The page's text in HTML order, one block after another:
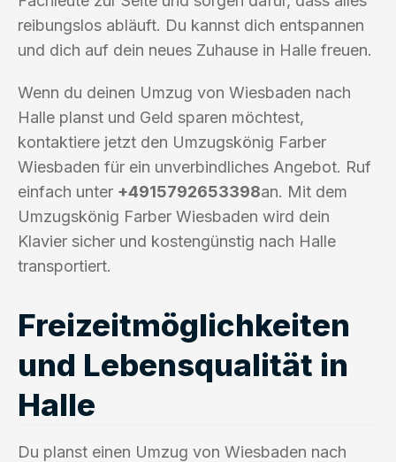
reibungslos abläuft. Du kannst dich entspannen
und dich auf dein neues Zuhause in Halle freuen.
Wenn du deinen Umzug von Wiesbaden nach
Halle planst und Geld sparen möchtest,
kontaktiere jetzt den Umzugskönig Farber
Wiesbaden für ein unverbindliches Angebot. Ruf
einfach unter +4915792653398an. Mit dem
Umzugskönig Farber Wiesbaden wird dein
Klavier sicher und kostengünstig nach Halle
transportiert.
Freizeitmöglichkeiten
und Lebensqualität in
Halle
Du planst einen Umzug von Wiesbaden nach